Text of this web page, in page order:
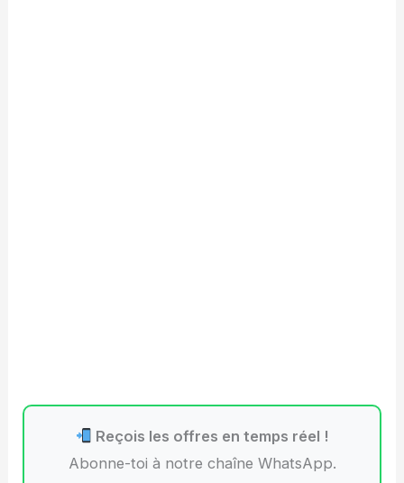
Reçois les offres en temps réel !
Abonne-toi à notre chaîne WhatsApp.